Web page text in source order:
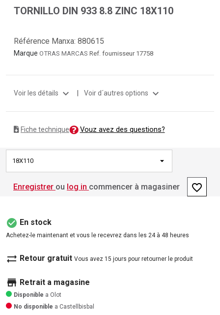
TORNILLO DIN 933 8.8 ZINC 18X110
Référence Manxa: 880615
Marque OTRAS MARCAS Ref. fournisseur 17758
Voir les détails expand_more | Voir d´autres options expand_more
Fiche technique Vouz avez des questions?
18X110
Enregistrer ou log in commencer à magasiner favorite_border
check_circle En stock
Achetez-le maintenant et vous le recevrez dans les 24 à 48 heures
sync_alt Retour gratuit Vous avez 15 jours pour retourner le produit
store Retrait a magasine
Disponible a Olot
No disponible a Castellbisbal